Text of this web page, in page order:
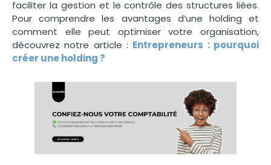
faciliter la gestion et le contrôle des structures liées.
Pour comprendre les avantages d’une holding et
comment elle peut optimiser votre organisation,
découvrez notre article : Entrepreneurs : pourquoi
créer une holding ?